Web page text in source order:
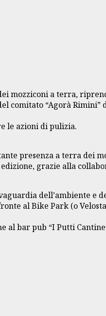
mozziconi a terra,
“Agorà
le azioni di pulizia.
presenza a terra
grazie alla
dell’ambiente e
al Bike Park (o
al bar pub “I Putti